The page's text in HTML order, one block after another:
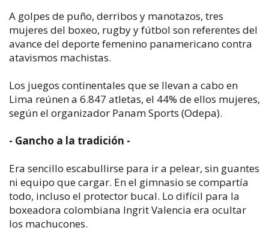
A golpes de puño, derribos y manotazos, tres
mujeres del boxeo, rugby y fútbol son referentes del
avance del deporte femenino panamericano contra
atavismos machistas.
Los juegos continentales que se llevan a cabo en
Lima reúnen a 6.847 atletas, el 44% de ellos mujeres,
según el organizador Panam Sports (Odepa).
- Gancho a la tradición -
Era sencillo escabullirse para ir a pelear, sin guantes
ni equipo que cargar. En el gimnasio se compartía
todo, incluso el protector bucal. Lo difícil para la
boxeadora colombiana Ingrit Valencia era ocultar
los machucones.